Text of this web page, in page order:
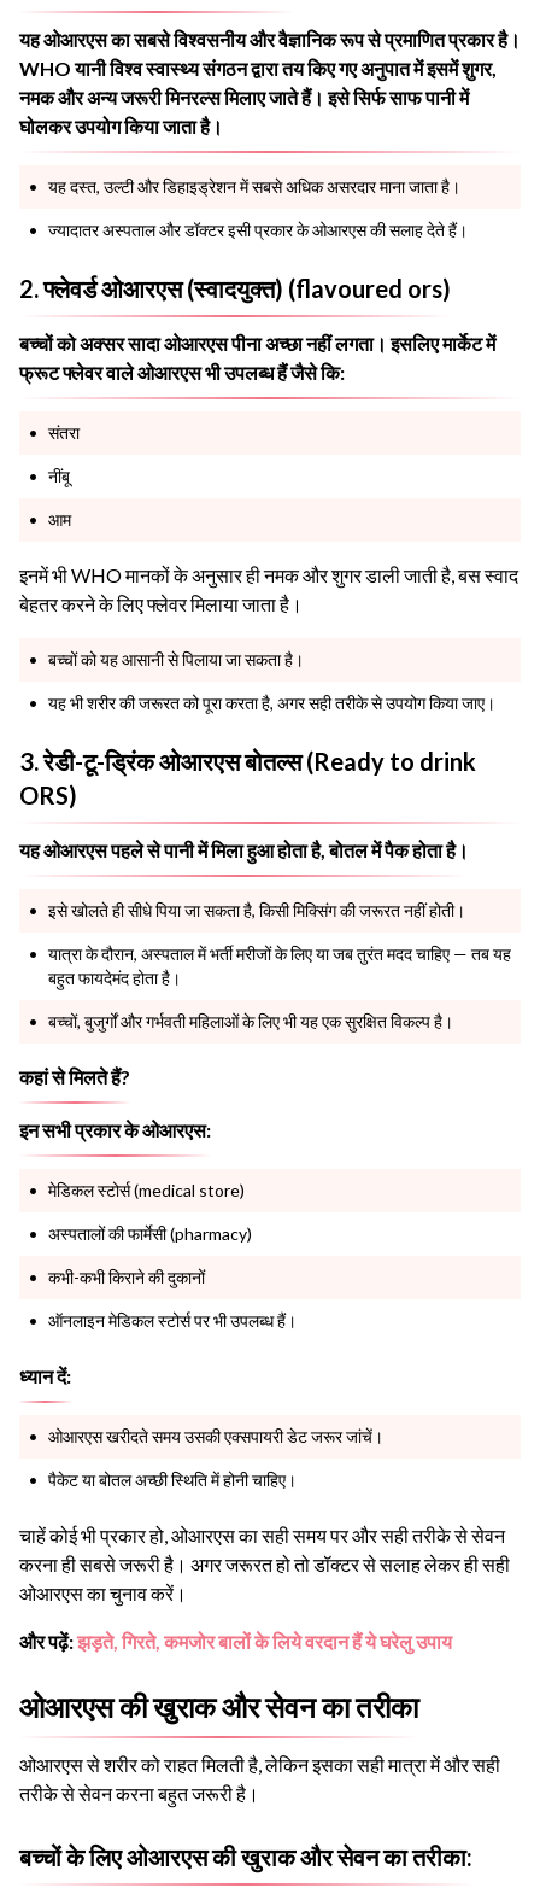
यह ओआरएस का सबसे विश्वसनीय और वैज्ञानिक रूप से प्रमाणित प्रकार है।
WHO यानी विश्व स्वास्थ्य संगठन द्वारा तय किए गए अनुपात में इसमें शुगर,
नमक और अन्य जरूरी मिनरल्स मिलाए जाते हैं। इसे सिर्फ साफ पानी में
घोलकर उपयोग किया जाता है।
यह दस्त, उल्टी और डिहाइड्रेशन में सबसे अधिक असरदार माना जाता है।
ज्यादातर अस्पताल और डॉक्टर इसी प्रकार के ओआरएस की सलाह देते हैं।
2. फ्लेवर्ड ओआरएस (स्वादयुक्त) (flavoured ors)
बच्चों को अक्सर सादा ओआरएस पीना अच्छा नहीं लगता। इसलिए मार्केट में
फ्रूट फ्लेवर वाले ओआरएस भी उपलब्ध हैं जैसे कि:
संतरा
नींबू
आम
इनमें भी WHO मानकों के अनुसार ही नमक और शुगर डाली जाती है, बस स्वाद
बेहतर करने के लिए फ्लेवर मिलाया जाता है।
बच्चों को यह आसानी से पिलाया जा सकता है।
यह भी शरीर की जरूरत को पूरा करता है, अगर सही तरीके से उपयोग किया जाए।
3. रेडी-टू-ड्रिंक ओआरएस बोतल्स (Ready to drink
ORS)
यह ओआरएस पहले से पानी में मिला हुआ होता है, बोतल में पैक होता है।
इसे खोलते ही सीधे पिया जा सकता है, किसी मिक्सिंग की जरूरत नहीं होती।
यात्रा के दौरान, अस्पताल में भर्ती मरीजों के लिए या जब तुरंत मदद चाहिए — तब यह
बहुत फायदेमंद होता है।
बच्चों, बुजुर्गों और गर्भवती महिलाओं के लिए भी यह एक सुरक्षित विकल्प है।
कहां से मिलते हैं?
इन सभी प्रकार के ओआरएस:
मेडिकल स्टोर्स (medical store)
अस्पतालों की फार्मेसी (pharmacy)
कभी-कभी किराने की दुकानों
ऑनलाइन मेडिकल स्टोर्स पर भी उपलब्ध हैं।
ध्यान दें:
ओआरएस खरीदते समय उसकी एक्सपायरी डेट जरूर जांचें।
पैकेट या बोतल अच्छी स्थिति में होनी चाहिए।
चाहें कोई भी प्रकार हो, ओआरएस का सही समय पर और सही तरीके से सेवन
करना ही सबसे जरूरी है। अगर जरूरत हो तो डॉक्टर से सलाह लेकर ही सही
ओआरएस का चुनाव करें।
और पढ़ें:झड़ते, गिरते, कमजोर बालों के लिये वरदान हैं ये घरेलु उपाय
ओआरएस की खुराक और सेवन का तरीका
ओआरएस से शरीर को राहत मिलती है, लेकिन इसका सही मात्रा में और सही
तरीके से सेवन करना बहुत जरूरी है।
बच्चों के लिए ओआरएस की खुराक और सेवन का तरीका: